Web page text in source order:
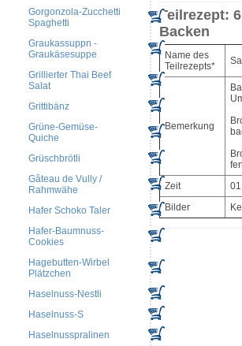
Gorgonzola-Zucchetti
Spaghetti
Graukassuppn -
Graukäsesuppe
Grillierter Thai Beef
Salat
Grittibänz
Grüne-Gemüse-
Quiche
Grüschbrötli
Gâteau de Vully /
Rahmwähe
Hafer Schoko Taler
Hafer-Baumnuss-
Cookies
Hagebutten-Wirbel
Plätzchen
Haselnuss-Nestli
Haselnuss-S
Haselnusspralinen
Teilrezept:
Backen
Name des
Teilrezepts*
Bemerkung
Zeit
Bilder